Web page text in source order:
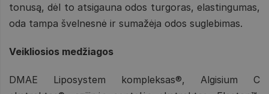
tonusą, dėl to atsigauna odos turgoras, elastingumas,
oda tampa švelnesnė ir sumažėja odos suglebimas.
Veikliosios medžiagos
DMAE Liposystem kompleksas®, Algisium C